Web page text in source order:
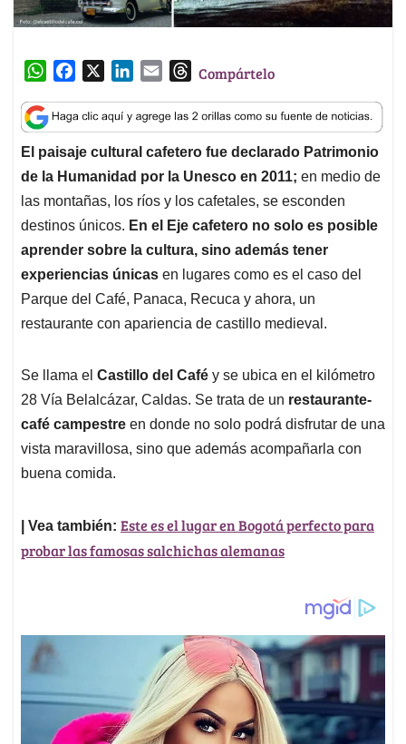
W
a
t
s
A
p
p
c
e
b
o
o
k
n
k
e
d
n
a
i
l
T
r
e
a
d
s
Compártelo
El paisaje cultural cafetero fue declarado Patrimonio
de la Humanidad por la Unesco en 2011; en medio de
las montañas, los ríos y los cafetales, se esconden
destinos únicos. En el Eje cafetero no solo es posible
aprender sobre la cultura, sino además tener
experiencias únicas en lugares como es el caso del
Parque del Café, Panaca, Recuca y ahora, un
restaurante con apariencia de castillo medieval.
Se llama el Castillo del Café y se ubica en el kilómetro
28 Vía Belalcázar, Caldas. Se trata de un restaurante-
café campestre en donde no solo podrá disfrutar de una
vista maravillosa, sino que además acompañarla con
buena comida.
| Vea también: Este es el lugar en Bogotá perfecto para
probar las famosas salchichas alemanas